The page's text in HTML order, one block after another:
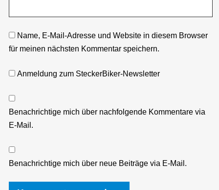
Name, E-Mail-Adresse und Website in diesem Browser
für meinen nächsten Kommentar speichern.
Anmeldung zum SteckerBiker-Newsletter
Benachrichtige mich über nachfolgende Kommentare via
E-Mail.
Benachrichtige mich über neue Beiträge via E-Mail.